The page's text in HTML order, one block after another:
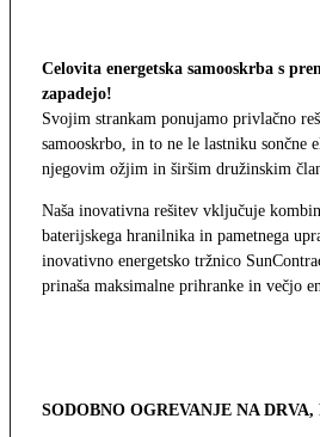
Celovita energetska samooskrba s
zapadejo!
Svojim strankam ponujamo privlačno
samooskrbo, in to ne le lastniku sončne
njegovim ožjim in širšim družinskim
Naša inovativna rešitev vključuje
baterijskega hranilnika in pametnega
inovativno energetsko tržnico
prinaša maksimalne prihranke in večjo
SODOBNO OGREVANJE NA